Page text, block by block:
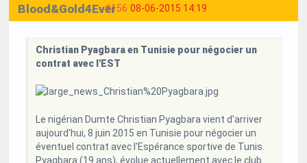
#156 08-06-2015 14:19
Blood&Gold4Ever
Christian Pyagbara en Tunisie pour négocier un
contrat avec l'EST
Le nigérian Dumte Christian Pyagbara vient d'arriver
aujourd'hui, 8 juin 2015 en Tunisie pour négocier un
éventuel contrat avec l'Espérance sportive de Tunis.
Pyagbara (19 ans), évolue actuellement avec le club